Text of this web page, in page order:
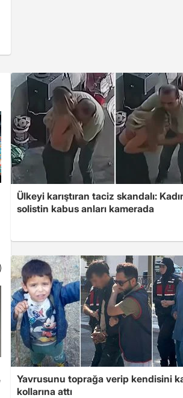
Ülkeyi karıştıran taciz skandalı:
solistin kabus anları kamerada
Yavrusunu toprağa verip kendisini
kollarına attı